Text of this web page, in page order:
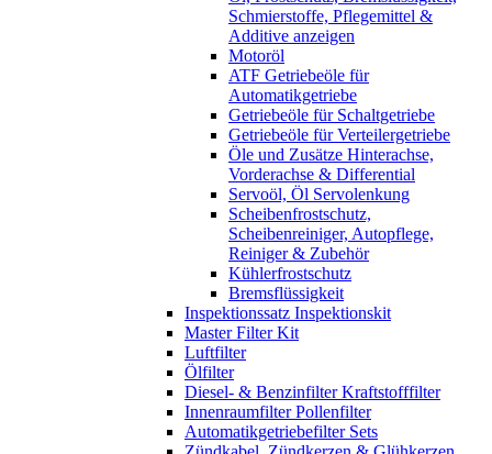
Schmierstoffe, Pflegemittel &
Additive anzeigen
Motoröl
ATF Getriebeöle für
Automatikgetriebe
Getriebeöle für Schaltgetriebe
Getriebeöle für Verteilergetriebe
Öle und Zusätze Hinterachse,
Vorderachse & Differential
Servoöl, Öl Servolenkung
Scheibenfrostschutz,
Scheibenreiniger, Autopflege,
Reiniger & Zubehör
Kühlerfrostschutz
Bremsflüssigkeit
Inspektionssatz Inspektionskit
Master Filter Kit
Luftfilter
Ölfilter
Diesel- & Benzinfilter Kraftstofffilter
Innenraumfilter Pollenfilter
Automatikgetriebefilter Sets